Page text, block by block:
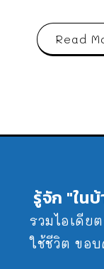
Read
รู้จัก "ใน
รวมไอเดีย
ใช้ชีวิต ขอ